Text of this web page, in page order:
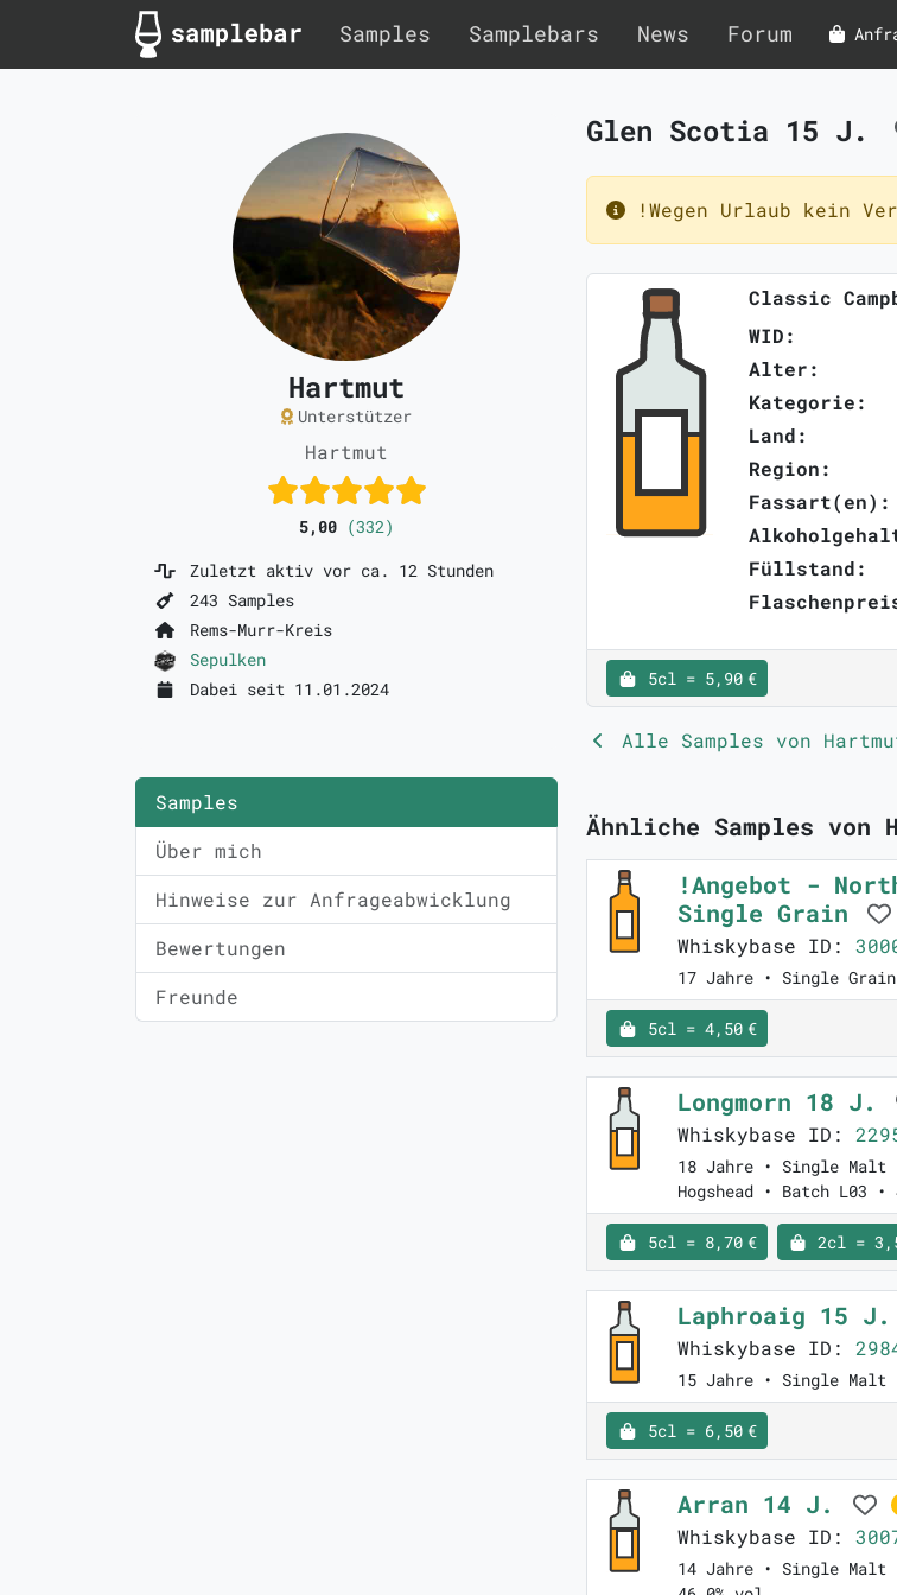
Samples Samplebars News Forum
Hartmut
Unterstützer
Hartmut
5,00 (332)
Zuletzt aktiv vor ca. 12 Stunden
243 Samples
Rems-Murr-Kreis
Sepulken
Dabei seit 11.01.2024
Samples
Über mich
Hinweise zur Anfrageabwicklung
Bewertungen
Freunde
Glen Scotia 15 J.
!Wegen Urlaub kein
Classic
WID:
Alter:
Kategorie:
Land:
Region:
Fassart(en):
Füllstand:
5cl = 5,90 €
Alle Samples von
Ähnliche Samples von
!Angebot -
Single Grain
Whiskybase ID:
17 Jahre • Single
5cl = 4,50 €
Longmorn 18 J.
Whiskybase ID:
18 Jahre • Single Malt
Hogshead • Batch L03 •
5cl = 8,70 € 2cl =
Laphroaig 15 J.
Whiskybase ID:
15 Jahre • Single
5cl = 6,50 €
Arran 14 J.
Whiskybase ID:
14 Jahre • Single Malt